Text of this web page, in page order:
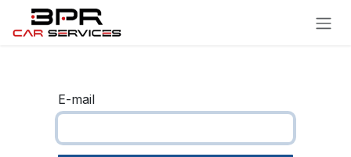
Se rendre au contenu
E-mail